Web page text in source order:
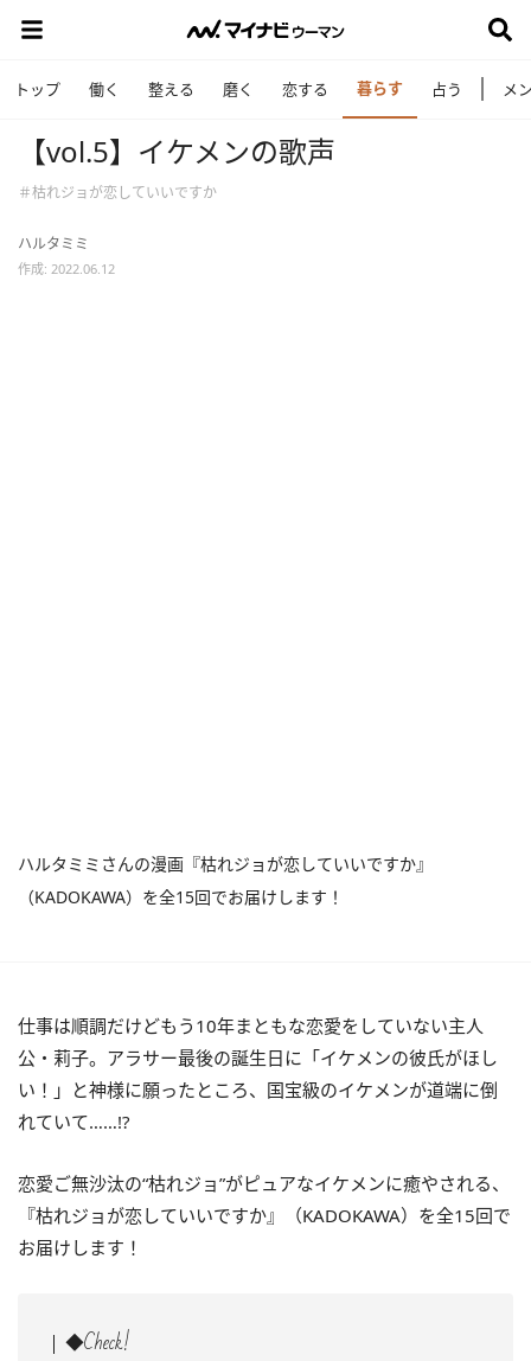
トップ 働く 整える 磨く 恋する 暮らす 占う メ
【vol.5】イケメンの歌声
＃枯れジョが恋していいですか
ハルタミミ
作成: 2022.06.12
ハルタミミさんの漫画『枯れジョが恋していいですか』
（KADOKAWA）を全15回でお届けします！
仕事は順調だけどもう10年まともな恋愛をしていない主人
公・莉子。アラサー最後の誕生日に「イケメンの彼氏がほし
い！ 」と神様に願ったところ、国宝級のイケメンが道端に倒
れていて……!?
恋愛ご無沙汰の“枯れジョ”がピュアなイケメンに癒やされる、
『枯れジョが恋していいですか』（KADOKAWA）を全15回で
お届けします！
◆Check!